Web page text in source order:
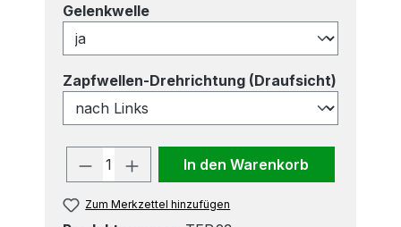
Gelenkwelleauswählen
Zapfwellen-Drehrichtung (Draufsicht)
Produkt Anzahl: Gib den
In den Warenkorb
Zum Merkzettel hinzufügen